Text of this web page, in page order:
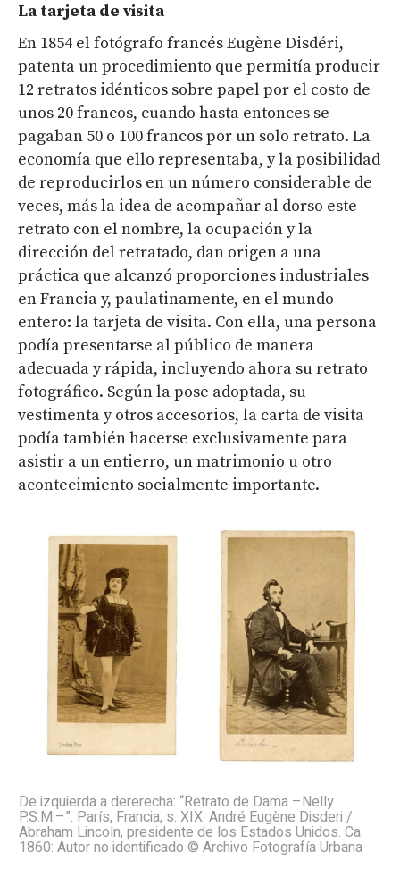
La tarjeta de visita
En 1854 el fotógrafo francés Eugène Disdéri,
patenta un procedimiento que permitía producir
12 retratos idénticos sobre papel por el costo de
unos 20 francos, cuando hasta entonces se
pagaban 50 o 100 francos por un solo retrato. La
economía que ello representaba, y la posibilidad
de reproducirlos en un número considerable de
veces, más la idea de acompañar al dorso este
retrato con el nombre, la ocupación y la
dirección del retratado, dan origen a una
práctica que alcanzó proporciones industriales
en Francia y, paulatinamente, en el mundo
entero: la tarjeta de visita. Con ella, una persona
podía presentarse al público de manera
adecuada y rápida, incluyendo ahora su retrato
fotográfico. Según la pose adoptada, su
vestimenta y otros accesorios, la carta de visita
podía también hacerse exclusivamente para
asistir a un entierro, un matrimonio u otro
acontecimiento socialmente importante.
De izquierda a dererecha: “Retrato de Dama –Nelly
P.S.M.–”. París, Francia, s. XIX: André Eugène Disderi /
Abraham Lincoln, presidente de los Estados Unidos. Ca.
1860: Autor no identificado © Archivo Fotografía Urbana